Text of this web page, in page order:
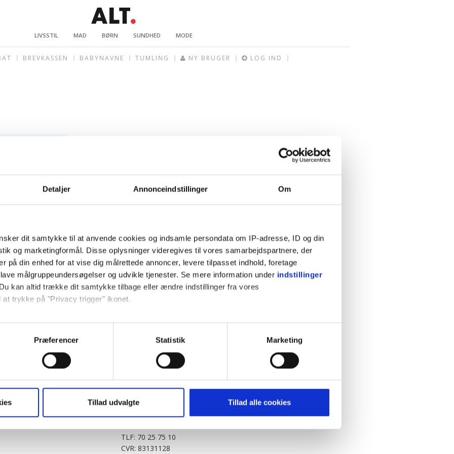
Detaljer Annonceindstillinger Om
dit samtykke til at anvende cookies og indsamle persondata om IP-adresse, ID og din
og marketingformål. Disse oplysninger videregives til vores samarbejdspartnere, der
på din enhed for at vise dig målrettede annoncer, levere tilpasset indhold, foretage
målgruppeundersøgelser og udvikle tjenester. Se mere information under indstillinger
kan altid trække dit samtykke tilbage eller ændre indstillinger fra vores
at trykke på "Privacy trigger" ikonet.
gerne:
om din placering, der kan være nøjagtig inden for få meter
baseret på en scanning af dens unikke karakteristika (fingerprinting)
må bruge egne cookies og cookies fra tredjeparter til at optimere dit besøg på vores
generere statistik og huske dine præferencer samt til brug for markedsføring, så vi
tilbage. Du skal være opmærksom på, at vores hjemmeside muligvis ikke fungerer
cookies eller tilbagetrækker et samtykke. Du kan læse mere om vores brug af cookies
Præferencer Statistik Marketing
Tillad udvalgte Tillad alle cookies
LIVSSTIL MAD BØRN SUNDHED MODE
BREVKASSEN BABYNAVNE TUMLING NY BRUGER LOG IND
KitchenOne.dk
Jollyroom.dk
Outnorth.dk
Klikk.no
Alt.dk
Realityportalen.dk
Cookiepolitik
Privatlivspolitik
BABY.DK
Story House Egmont A/S
Strødamvej 46
TLF: 70 25 75 10
CVR: 83131128